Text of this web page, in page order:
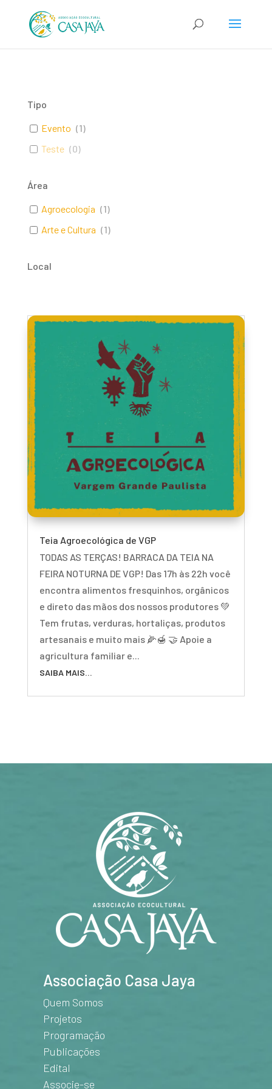
Tipo
Evento (1)
Teste (0)
Área
Agroecologia (1)
Arte e Cultura (1)
Local
Teia Agroecológica de VGP
TODAS AS TERÇAS! BARRACA DA TEIA NA
FEIRA NOTURNA DE VGP! Das 17h às 22h você
encontra alimentos fresquinhos, orgânicos
e direto das mãos dos nossos produtores 💚
Tem frutas, verduras, hortaliças, produtos
artesanais e muito mais 🌽🍯 🤝 Apoie a
agricultura familiar e...
Associação Casa Jaya
Quem Somos
Projetos
Programação
Publicações
Edital
Associe-se